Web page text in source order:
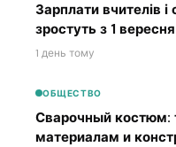
Зарплати вчителів і
зростуть з 1
1 день тому
ОБЩЕСТВО
Сварочный костюм:
материалам и